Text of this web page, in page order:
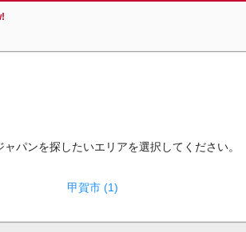
パンを探したいエリアを選択してください。
甲賀市 (1)